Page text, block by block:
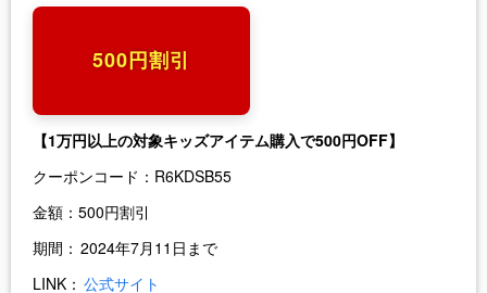
500円割引
【1万円以上の対象キッズアイテム購入で500円OFF】
クーポンコード： R6KDSB55
金額： 500円割引
期間： 2024年7月11日まで
LINK： 公式サイト